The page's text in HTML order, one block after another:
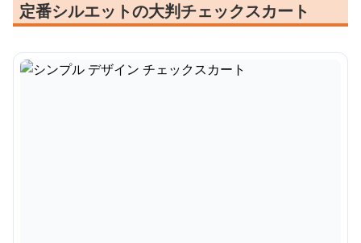
定番シルエットの大判チェックスカート